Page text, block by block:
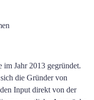
Jahr 2013 gegründet.
die Gründer von
Input direkt von der